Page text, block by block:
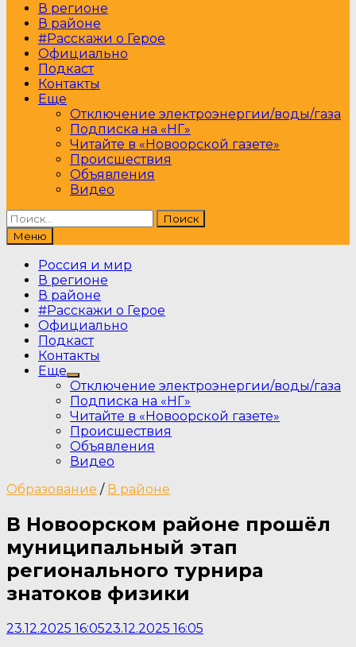
В регионе
В районе
#Расскажи о Герое
Официально
Подкаст
Контакты
Еще
Отключение электроэнергии/воды/газа
Подписка на «НГ»
Читайте в «Новоорской газете»
Происшествия
Объявления
Видео
Найти:
Меню
Россия и мир
В регионе
В районе
#Расскажи о Герое
Официально
Подкаст
Контакты
Еще
Show
sub
menu
Отключение электроэнергии/воды/газа
Подписка на «НГ»
Читайте в «Новоорской газете»
Происшествия
Объявления
Видео
Образование / В районе
В Новоорском районе прошёл
муниципальный этап
регионального турнира
знатоков физики
23.12.2025 16:0523.12.2025 16:05